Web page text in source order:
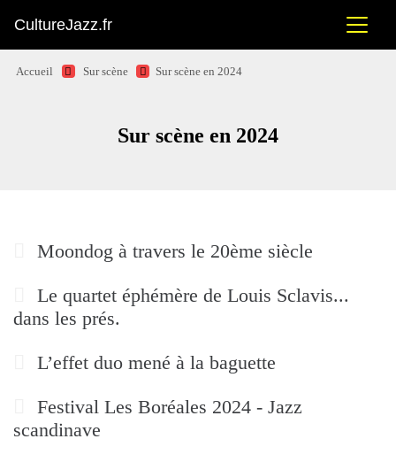
CultureJazz.fr
Accueil Sur scène Sur scène en 2024
Sur scène en 2024
Moondog à travers le 20ème siècle
Le quartet éphémère de Louis Sclavis...
dans les prés.
L’effet duo mené à la baguette
Festival Les Boréales 2024 - Jazz
scandinave